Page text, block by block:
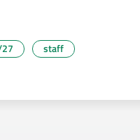
staff